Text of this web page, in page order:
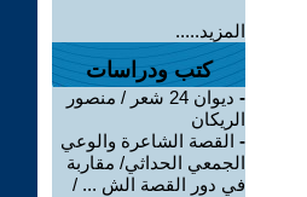
المزيد.....
كتب ودراسات
-
ديوان 24 شعر / منصور
الريكان
- القصة الشاعرة والوعي
الجمعي الحداثي/ مقاربة
في دور القصة الش ... /